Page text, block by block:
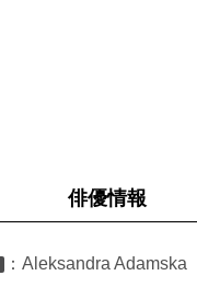
俳優情報
：Aleksandra Adamska